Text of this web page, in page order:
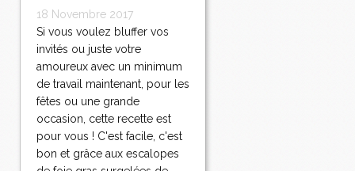
18 Novembre 2017
Si vous voulez bluffer vos
invités ou juste votre
amoureux avec un minimum
de travail maintenant, pour les
fêtes ou une grande
occasion, cette recette est
pour vous ! C'est facile, c'est
bon et grâce aux escalopes